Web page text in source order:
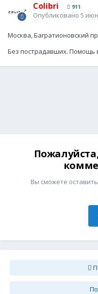
Colibri 911
Опубликовано 5
Москва, Багратионовский
Без пострадавших. Помощь
Вы сможете